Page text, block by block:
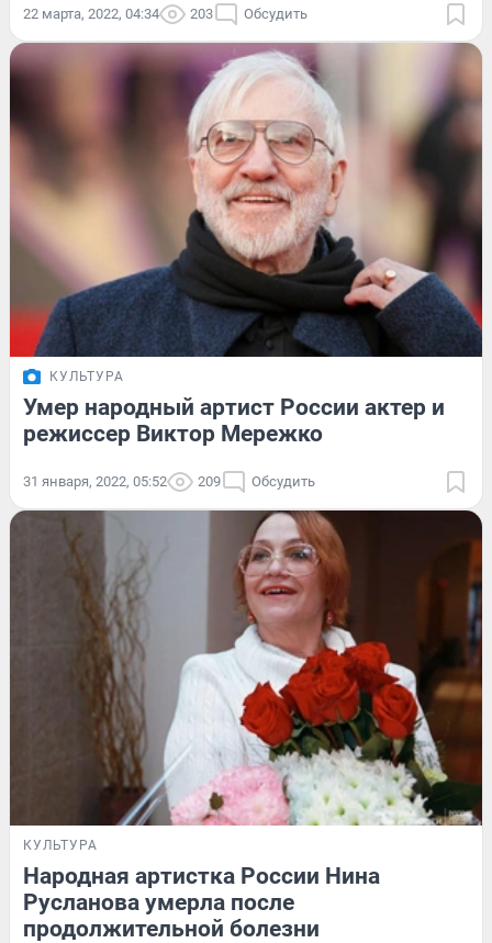
22 марта, 2022, 04:34 203 Обсудить
КУЛЬТУРА
Умер народный артист России актер и
режиссер Виктор Мережко
31 января, 2022, 05:52 209 Обсудить
КУЛЬТУРА
Народная артистка России Нина
Русланова умерла после
продолжительной болезни